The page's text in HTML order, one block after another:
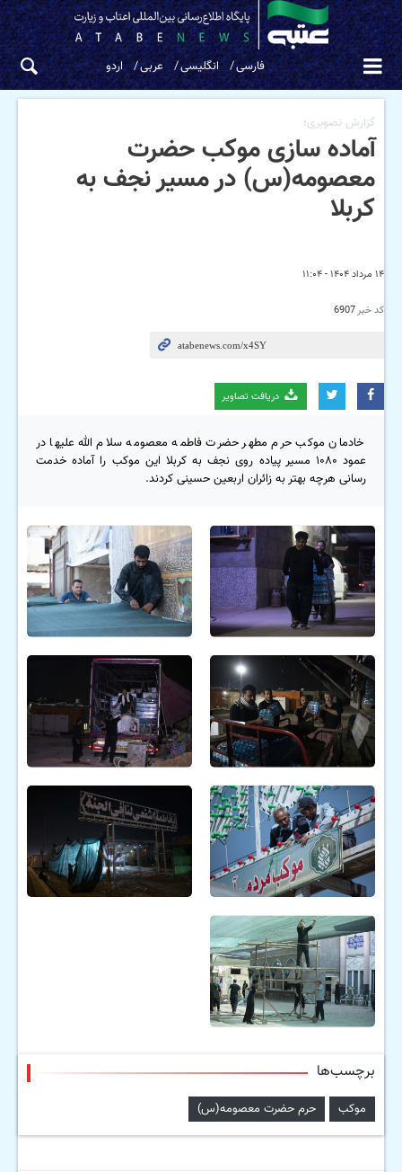
فارسی انگلیسی عربی اردو
۱۴ مرداد ۱۴۰۴ - ۱۱:۰۴
کد خبر6907
دریافت تصاویر
گزارش تصویری؛
آماده سازی موکب حضرت
معصومه(س) در مسیر نجف به
کربلا
خادمان موکب حرم مطهر حضرت فاطمه معصومه سلام الله علیها در
عمود ۱۰۸۰ مسیر پیاده روی نجف به کربلا این موکب را آماده خدمت
رسانی هرچه بهتر به زائران اربعین حسینی کردند.
برچسب‌ها
موکب حرم حضرت معصومه(س)